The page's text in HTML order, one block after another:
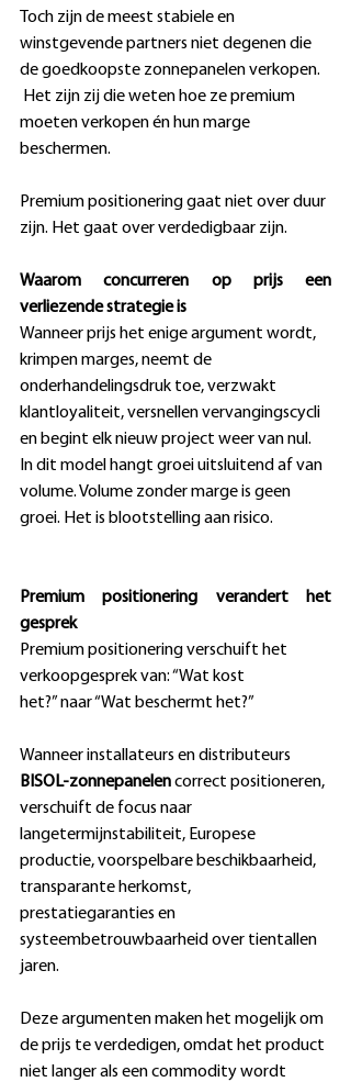
Toch zijn de meest stabiele en
winstgevende partners niet degenen die
de goedkoopste zonnepanelen verkopen.
Het zijn zij die weten hoe ze premium
moeten verkopen én hun marge
beschermen.
Premium positionering gaat niet over duur
zijn. Het gaat over verdedigbaar zijn.
Waarom concurreren op prijs een
verliezende strategie is
Wanneer prijs het enige argument wordt,
krimpen marges, neemt de
onderhandelingsdruk toe, verzwakt
klantloyaliteit, versnellen vervangingscycli
en begint elk nieuw project weer van nul.
In dit model hangt groei uitsluitend af van
volume. Volume zonder marge is geen
groei. Het is blootstelling aan risico.
Premium positionering verandert het
gesprek
Premium positionering verschuift het
verkoopgesprek van: “Wat kost
het?” naar “Wat beschermt het?”
Wanneer installateurs en distributeurs
BISOL-zonnepanelen correct positioneren,
verschuift de focus naar
langetermijnstabiliteit, Europese
productie, voorspelbare beschikbaarheid,
transparante herkomst,
prestatiegaranties en
systeembetrouwbaarheid over tientallen
jaren.
Deze argumenten maken het mogelijk om
de prijs te verdedigen, omdat het product
niet langer als een commodity wordt